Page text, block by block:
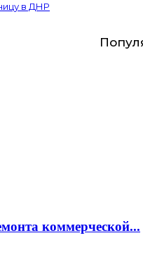
в ДНР
коммерческой...